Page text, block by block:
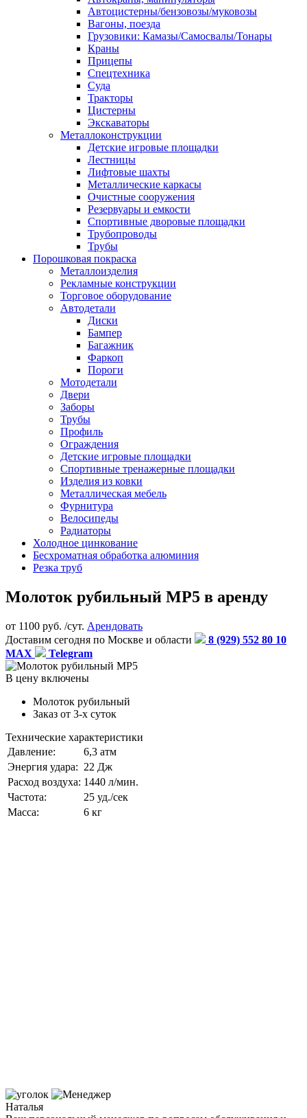
Автоцистерны/бензовозы/муковозы
Вагоны, поезда
Грузовики: Камазы/Самосвалы/Тонары
Краны
Прицепы
Спецтехника
Суда
Тракторы
Цистерны
Экскаваторы
Металлоконструкции
Детские игровые площадки
Лестницы
Лифтовые шахты
Металлические каркасы
Очистные сооружения
Резервуары и емкости
Спортивные дворовые площадки
Трубопроводы
Трубы
Порошковая покраска
Металлоизделия
Рекламные конструкции
Торговое оборудование
Автодетали
Диски
Бампер
Багажник
Фаркоп
Пороги
Мотодетали
Двери
Заборы
Трубы
Профиль
Ограждения
Детские игровые площадки
Спортивные тренажерные площадки
Изделия из ковки
Металлическая мебель
Фурнитура
Велосипеды
Радиаторы
Холодное цинкование
Бесхроматная обработка алюминия
Резка труб
Молоток рубильный МР5 в аренду
от 1100 руб. /сут. Арендовать
Доставим сегодня по Москве и области
8 (929) 552 80 10
MAX
Telegram
В цену включены
Молоток рубильный
Заказ от 3-х суток
Технические характеристики
Давление:
6,3 атм
Энергия удара: 22 Дж
Расход воздуха: 1440 л/мин.
Частота:
25 уд./сек
Масса:
6 кг
Наталья